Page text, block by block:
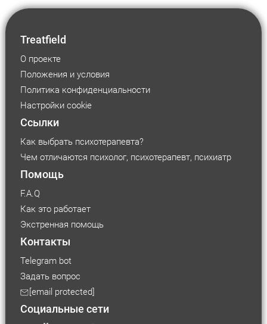
Размер шрифта
Маленький
Средний
Treatfield
О проекте
Положения и условия
Политика конфиденциальности
Настройки cookie
Ссылки
Как выбрать психотерапевта?
Чем отличаются психолог, психотерапевт, психиатр
Помощь
F.A.Q
Как это работает
Экстренная помощь
Контакты
Telegram bot
Задать вопрос
[email protected]
Социальные сети